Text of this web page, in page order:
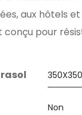
aux hôtels
conçu pour